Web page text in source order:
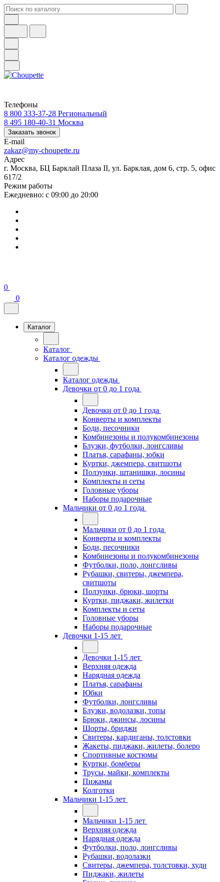
Телефоны
8 800 333-37-28 Региональный
8 495 180-40-31 Москва
Заказать звонок
E-mail
zakaz@my-choupette.ru
Адрес
г. Москва, БЦ Барклай Плаза II, ул. Барклая, дом 6, стр. 5, офис
617/2
Режим работы
Ежедневно: с 09:00 до 20:00
0
0
Каталог
Каталог
Каталог одежды
Каталог одежды
Девочки от 0 до 1 года
Девочки от 0 до 1 года
Конверты и комплекты
Боди, песочники
Комбинезоны и полукомбинезоны
Блузки, футболки, лонгсливы
Платья, сарафаны, юбки
Куртки, джемпера, свитшоты
Ползунки, штанишки, лосины
Комплекты и сеты
Головные уборы
Наборы подарочные
Мальчики от 0 до 1 года
Мальчики от 0 до 1 года
Конверты и комплекты
Боди, песочники
Комбинезоны и полукомбинезоны
Футболки, поло, лонгсливы
Рубашки, свитеры, джемпера,
свитшоты
Ползунки, брюки, шорты
Куртки, пиджаки, жилетки
Комплекты и сеты
Головные уборы
Наборы подарочные
Девочки 1-15 лет
Девочки 1-15 лет
Верхняя одежда
Нарядная одежда
Платья, сарафаны
Юбки
Футболки, лонгсливы
Блузки, водолазки, топы
Брюки, джинсы, лосины
Шорты, бриджи
Свитеры, кардиганы, толстовки
Жакеты, пиджаки, жилеты, болеро
Спортивные костюмы
Куртки, бомберы
Трусы, майки, комплекты
Пижамы
Колготки
Мальчики 1-15 лет
Мальчики 1-15 лет
Верхняя одежда
Нарядная одежда
Футболки, поло, лонгсливы
Рубашки, водолазки
Свитеры, джемпера, толстовки, худи
Пиджаки, жилеты